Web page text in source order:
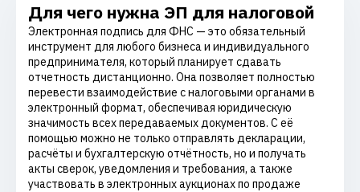
Для чего нужна ЭП для налоговой
Электронная подпись для ФНС — это обязательный
инструмент для любого бизнеса и индивидуального
предпринимателя, который планирует сдавать
отчетность дистанционно. Она позволяет полностью
перевести взаимодействие с налоговыми органами в
электронный формат, обеспечивая юридическую
значимость всех передаваемых документов. С её
помощью можно не только отправлять декларации,
расчёты и бухгалтерскую отчётность, но и получать
акты сверок, уведомления и требования, а также
участвовать в электронных аукционах по продаже